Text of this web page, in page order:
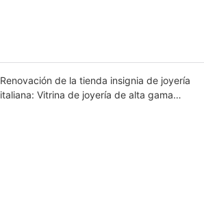
Renovación de la tienda insignia de joyería
italiana: Vitrina de joyería de alta gama